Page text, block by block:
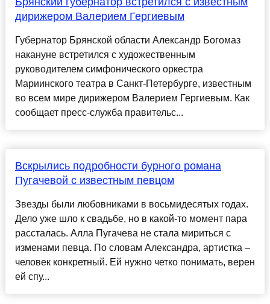
дирижером Валерием Гергиевым
Губернатор Брянской области Александр Богомаз
накануне встретился с художественным
руководителем симфонического оркестра
Мариинского театра в Санкт-Петербурге, известным
во всем мире дирижером Валерием Гергиевым. Как
сообщает пресс-служба правительс...
Вскрылись подробности бурного романа
Пугачевой с известным певцом
Звезды были любовниками в восьмидесятых годах.
Дело уже шло к свадьбе, но в какой-то момент пара
рассталась. Алла Пугачева не стала мириться с
изменами певца. По словам Александра, артистка –
человек конкретный. Ей нужно четко понимать, верен
ей спу...